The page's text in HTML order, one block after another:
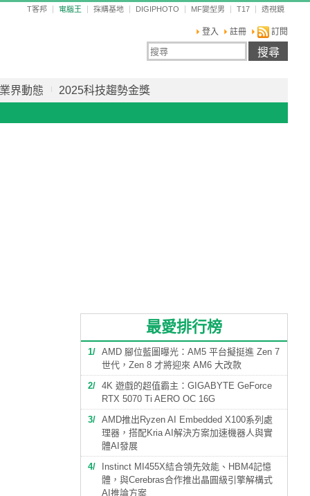
T客邦 電腦王 採購基地 DIGIPHOTO MF變型男 T17 透視鏡
登入 註冊 訂閱
業界動態 2025科技趨勢金獎
最愛排行榜
1
AMD 腳位藍圖曝光：AM5 平台擬挺進 Zen 7
世代，Zen 8 才將迎來 AM6 大改款
2
4K 遊戲的超值霸主：GIGABYTE GeForce
RTX 5070 Ti AERO OC 16G
3
AMD推出Ryzen AI Embedded X100系列處
理器，搭配Kria AI解決方案加速機器人與實
體AI發展
4
Instinct MI455X結合領先效能、HBM4記憶
體，與Cerebras合作推出晶圓級引擎解構式
AI推論方案